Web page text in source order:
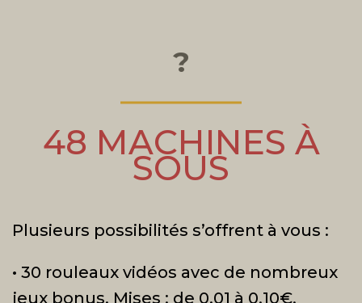
?
48 MACHINES À
SOUS
Plusieurs possibilités s’offrent à vous :
• 30 rouleaux vidéos avec de nombreux
jeux bonus. Mises : de 0,01 à 0,10€.